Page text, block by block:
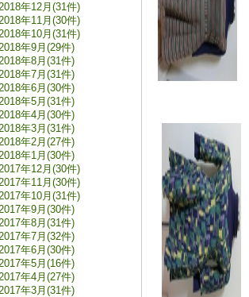
年12月(31件)
年11月(30件)
年10月(31件)
年9月(29件)
年8月(31件)
年7月(31件)
年6月(30件)
年5月(31件)
年4月(30件)
年3月(31件)
年2月(27件)
年1月(30件)
年12月(30件)
年11月(30件)
年10月(31件)
年9月(30件)
年8月(31件)
年7月(32件)
年6月(30件)
年5月(16件)
年4月(27件)
年3月(31件)